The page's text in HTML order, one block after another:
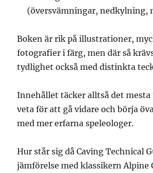
(översvämningar, nedkylning,
Boken är rik på illustrationer,
fotografier i färg, men där så
tydlighet också med distinkta
Innehållet täcker alltså det mesta
veta för att gå vidare och börja
med mer erfarna speleologer.
Hur står sig då Caving Technical
jämförelse med klassikern Alpine